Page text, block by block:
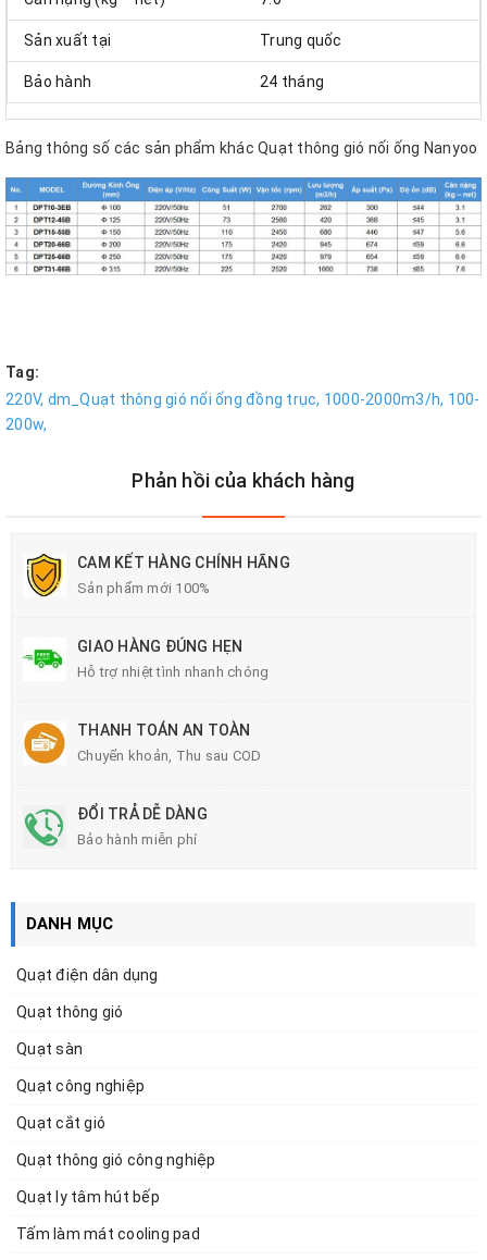
Sản xuất tại Trung quốc
Bảo hành 24 tháng
Bảng thông số các sản phẩm khác Quạt thông gió nối ống Nanyoo
Tag:
220V, dm_Quạt thông gió nối ống đồng trục, 1000-2000m3/h, 100-
200w,
Phản hồi của khách hàng
CAM KẾT HÀNG CHÍNH HÃNG
Sản phẩm mới 100%
GIAO HÀNG ĐÚNG HẸN
Hỗ trợ nhiệt tình nhanh chóng
THANH TOÁN AN TOÀN
Chuyển khoản, Thu sau COD
ĐỔI TRẢ DỄ DÀNG
Bảo hành miễn phí
DANH MỤC
Quạt điện dân dụng
Quạt thông gió
Quạt sàn
Quạt công nghiệp
Quạt cắt gió
Quạt thông gió công nghiệp
Quạt ly tâm hút bếp
Tấm làm mát cooling pad